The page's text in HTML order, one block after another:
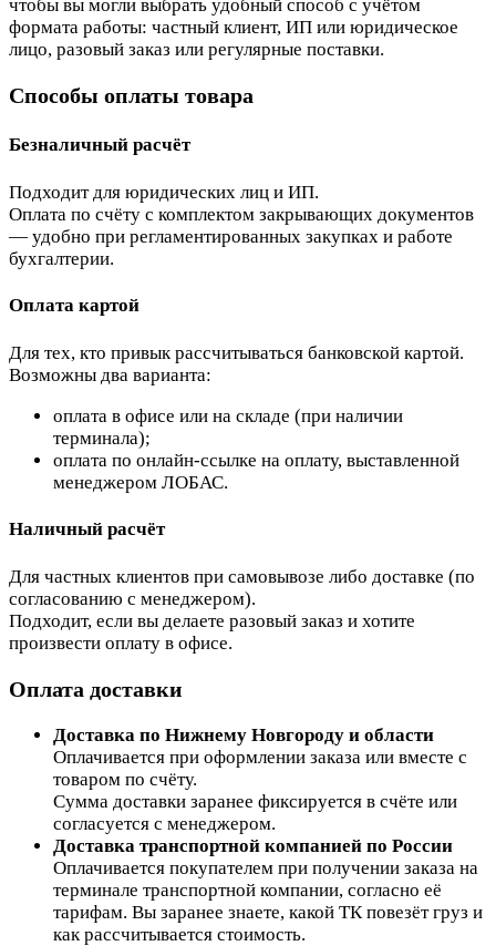
чтобы вы могли выбрать удобный способ с учётом
формата работы: частный клиент, ИП или юридическое
лицо, разовый заказ или регулярные поставки.
Способы оплаты товара
Безналичный расчёт
Подходит для юридических лиц и ИП.
Оплата по счёту с комплектом закрывающих документов
— удобно при регламентированных закупках и работе
бухгалтерии.
Оплата картой
Для тех, кто привык рассчитываться банковской картой.
Возможны два варианта:
оплата в офисе или на складе (при наличии
терминала);
оплата по онлайн-ссылке на оплату, выставленной
менеджером ЛОБАС.
Наличный расчёт
Для частных клиентов при самовывозе либо доставке (по
согласованию с менеджером).
Подходит, если вы делаете разовый заказ и хотите
произвести оплату в офисе.
Оплата доставки
Доставка по Нижнему Новгороду и области
Оплачивается при оформлении заказа или вместе с
товаром по счёту.
Сумма доставки заранее фиксируется в счёте или
согласуется с менеджером.
Доставка транспортной компанией по России
Оплачивается покупателем при получении заказа на
терминале транспортной компании, согласно её
тарифам. Вы заранее знаете, какой ТК повезёт груз и
как рассчитывается стоимость.